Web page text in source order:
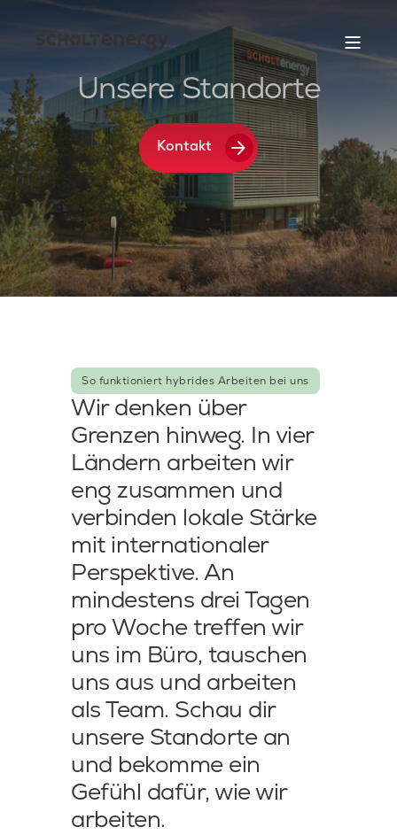
Unsere Standorte
Kontakt arrow_forward
So funktioniert hybrides Arbeiten bei uns
Wir denken über
Grenzen hinweg. In vier
Ländern arbeiten wir
eng zusammen und
verbinden lokale Stärke
mit internationaler
Perspektive. An
mindestens drei Tagen
pro Woche treffen wir
uns im Büro, tauschen
uns aus und arbeiten
als Team. Schau dir
unsere Standorte an
und bekomme ein
Gefühl dafür, wie wir
arbeiten.